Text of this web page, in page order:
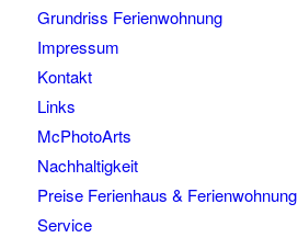
Grundriss Ferienwohnung
Impressum
Kontakt
Links
McPhotoArts
Nachhaltigkeit
Preise Ferienhaus & Ferienwohnung
Service